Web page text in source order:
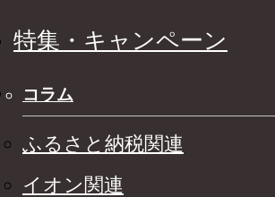
特集・キャンペーン
コラム
ふるさと納税関連
イオン関連